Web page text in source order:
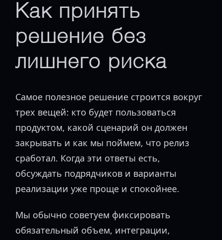
Как принять
решение без
лишнего риска
Самое полезное решение строится вокруг
трех вещей: кто будет пользоваться
продуктом, какой сценарий он должен
закрывать и как мы поймем, что релиз
сработал. Когда эти ответы есть,
обсуждать подрядчиков и варианты
реализации уже проще и спокойнее.
Мы обычно советуем фиксировать
обязательный объем, интеграции,